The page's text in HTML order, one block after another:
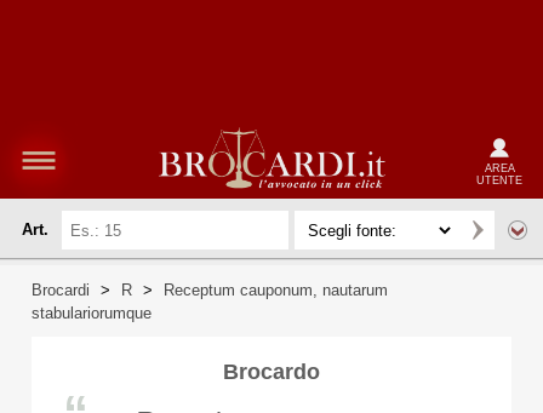
AREA
UTENTE
Art.
Brocardi > R >
Receptum cauponum, nautarum
stabulariorumque
Brocardo